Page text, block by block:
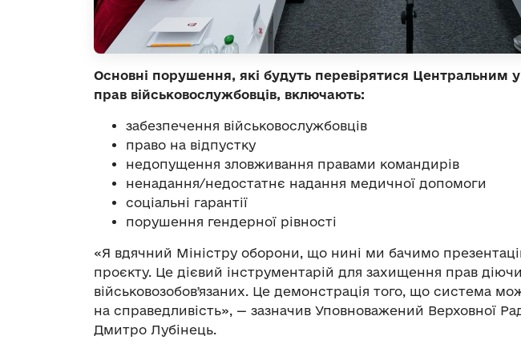
Основні порушення, які будуть перевірятися Центральним
прав військовослужбовців, включають:
забезпечення військовослужбовців
право на відпустку
недопущення зловживання правами командирів
ненадання/недостатнє надання медичної допомоги
соціальні гарантії
порушення гендерної рівності
«Я вдячний Міністру оборони, що нині ми бачимо
проєкту. Це дієвий інструментарій для захищення прав
військовозобовʼязаних. Це демонстрація того, що система
на справедливість», — зазначив Уповноважений Верховної
Дмитро Лубінець.